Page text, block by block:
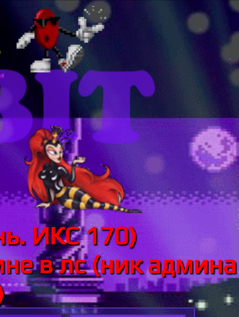
ИКС 170)
в лс (ник админа